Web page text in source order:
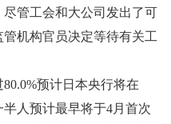
管工会和大公司发出了可
机构官员决定等待有关工
预计日本央行将在
人预计最早将于4月首次